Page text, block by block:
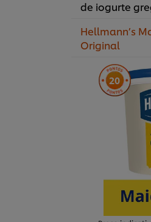
de iogurte
Hellmann’s
Original
20